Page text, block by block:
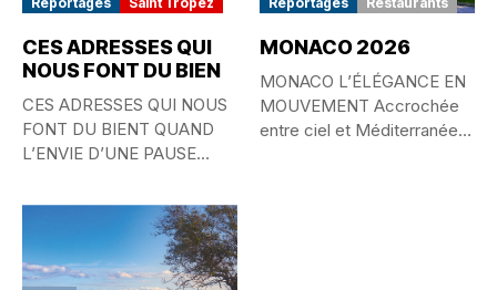
CES ADRESSES QUI
NOUS FONT DU BIEN
CES ADRESSES QUI NOUS
FONT DU BIENT QUAND
L’ENVIE D’UNE PAUSE
MONACO 2026
MONACO L’ÉLÉGANCE EN
MOUVEMENT Accrochée
entre ciel et Méditerranée,